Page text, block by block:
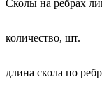
Сколы на ребрах
количество, шт.
длина скола по